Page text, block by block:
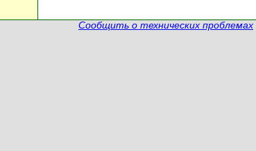
Сообщить о технических проблемах